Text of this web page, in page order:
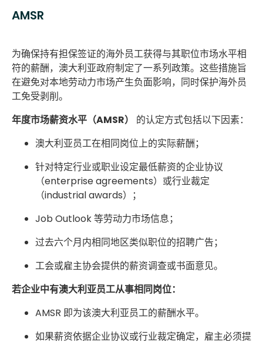
AMSR
为确保持有担保签证的海外员工获得与其职位市场水平相
符的薪酬，澳大利亚政府制定了一系列政策。这些措施旨
在避免对本地劳动力市场产生负面影响，同时保护海外员
工免受剥削。
年度市场薪资水平（AMSR）
的认定方式包括以下因素：
澳大利亚员工在相同岗位上的实际薪酬；
针对特定行业或职业设定最低薪资的企业协议
（enterprise agreements）或行业裁定
（industrial awards）；
Job Outlook 等劳动力市场信息；
过去六个月内相同地区类似职位的招聘广告；
工会或雇主协会提供的薪资调查或书面意见。
若企业中有澳大利亚员工从事相同岗位：
AMSR 即为该澳大利亚员工的薪酬水平。
如果薪资依据企业协议或行业裁定确定，雇主必须提